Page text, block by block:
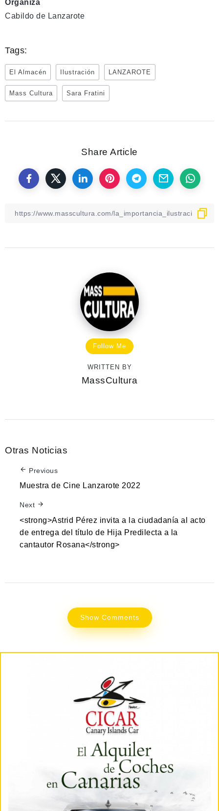
Organiza
Cabildo de Lanzarote
Tags:
El Almacén Ilustración LANZAROTE
Mass Cultura Sara Fratini
Share Article
Follow Me
WRITTEN BY
MassCultura
Otras Noticias
Previous
Muestra de Cine Lanzarote 2022
Next
<strong>Astrid Pérez invita a la ciudadanía al acto
de entrega del título de Hija Predilecta a la
cantautor Rosana</strong>
Show Comments